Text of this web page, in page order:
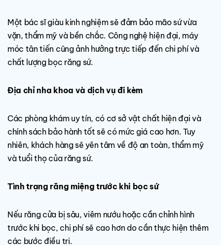
Một bác sĩ giàu kinh nghiệm sẽ đảm bảo mão sứ vừa
vặn, thẩm mỹ và bền chắc. Công nghệ hiện đại, máy
móc tân tiến cũng ảnh hưởng trực tiếp đến chi phí và
chất lượng bọc răng sứ.
Địa chỉ nha khoa và dịch vụ đi kèm
Các phòng khám uy tín, có cơ sở vật chất hiện đại và
chính sách bảo hành tốt sẽ có mức giá cao hơn. Tuy
nhiên, khách hàng sẽ yên tâm về độ an toàn, thẩm mỹ
và tuổi thọ của răng sứ.
Tình trạng răng miệng trước khi bọc sứ
Nếu răng cửa bị sâu, viêm nướu hoặc cần chỉnh hình
trước khi bọc, chi phí sẽ cao hơn do cần thực hiện thêm
các bước điều trị.